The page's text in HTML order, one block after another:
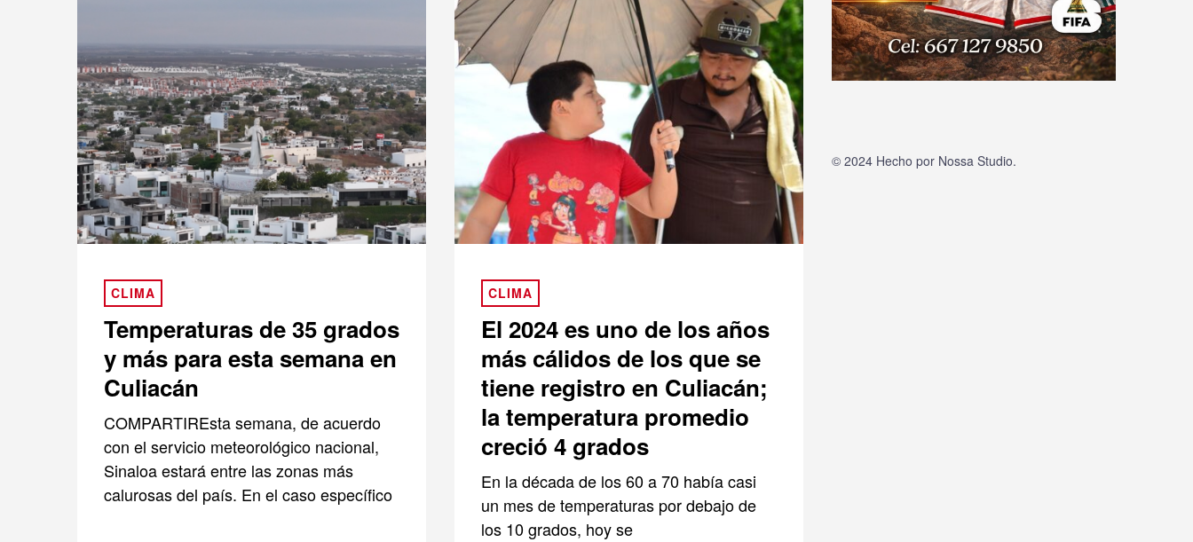
CLIMA
Temperaturas de 35 grados
y más para esta semana en
Culiacán
COMPARTIREsta semana, de acuerdo
con el servicio meteorológico nacional,
Sinaloa estará entre las zonas más
calurosas del país. En el caso específico
CLIMA
El 2024 es uno de los años
más cálidos de los que se
tiene registro en Culiacán;
la temperatura promedio
creció 4 grados
En la década de los 60 a 70 había casi
un mes de temperaturas por debajo de
los 10 grados, hoy se
© 2024 Hecho por Nossa Studio.